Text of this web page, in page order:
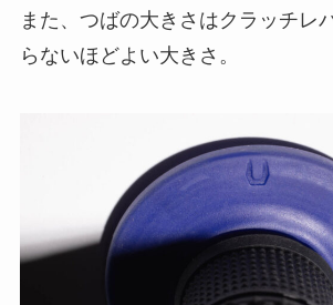
また、つばの大きさはクラッチレ
らないほどよい大きさ。